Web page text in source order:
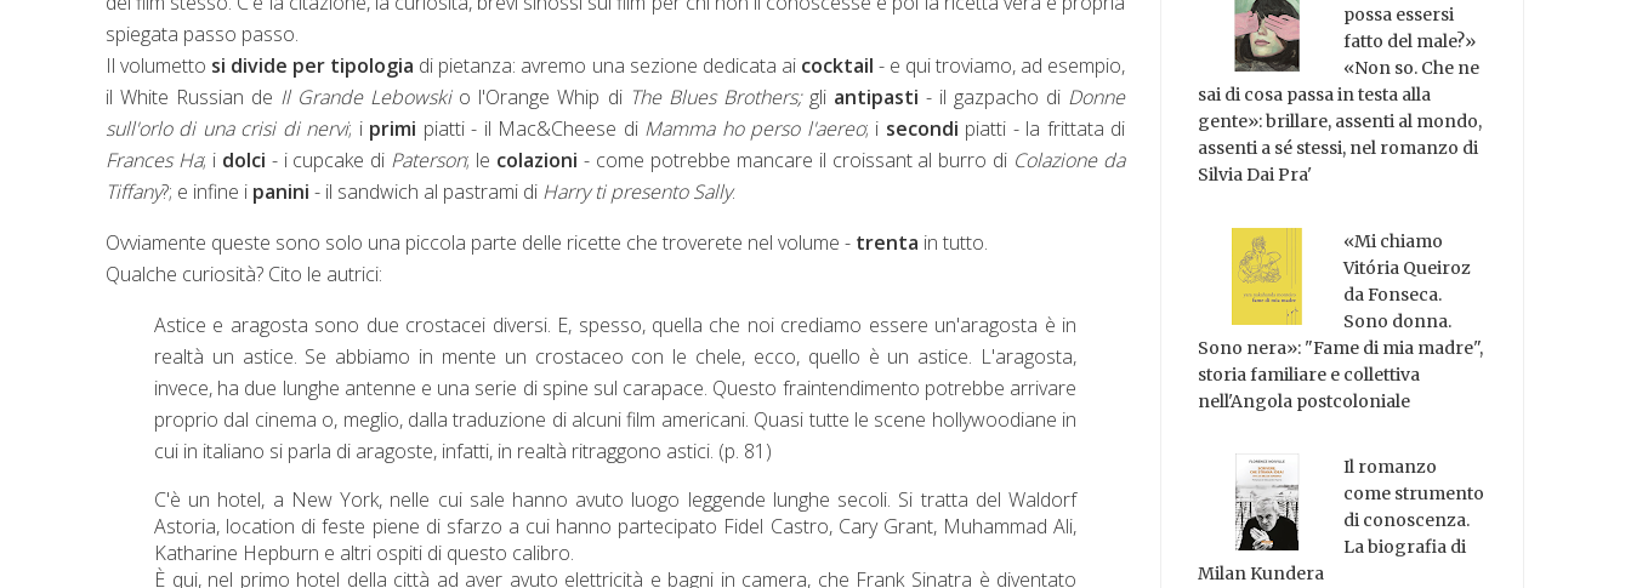
spiegata passo passo.
Il volumetto si divide per tipologia di pietanza: avremo una sezione dedicata ai cocktail - e qui troviamo, ad esempio,
il White Russian de Il Grande Lebowskio l'Orange Whip diThe Blues Brothers;gli antipasti - il gazpacho di Donne
sull'orlo di una crisi di nervi; i primi piatti - il Mac&Cheese di Mamma ho perso l'aereo; i secondi piatti - la frittata di
Frances Ha; i dolci - i cupcake di Paterson; le colazioni- come potrebbe mancare il croissant al burro di Colazione da
Tiffany?; e infine i panini - il sandwich al pastrami di Harry ti presento Sally.
Ovviamente queste sono solo una piccola parte delle ricette che troverete nel volume - trenta in tutto.
Qualche curiosità? Cito le autrici:
Astice e aragosta sono due crostacei diversi. E, spesso, quella che noi crediamo essere un'aragosta è in
realtà un astice. Se abbiamo in mente un crostaceo con le chele, ecco, quello è un astice. L'aragosta,
invece, ha due lunghe antenne e una serie di spine sul carapace. Questo fraintendimento potrebbe arrivare
proprio dal cinema o, meglio, dalla traduzione di alcuni film americani. Quasi tutte le scene hollywoodiane in
cui in italiano si parla di aragoste, infatti, in realtà ritraggono astici. (p. 81)
C'è un hotel, a New York, nelle cui sale hanno avuto luogo leggende lunghe secoli. Si tratta del Waldorf
Astoria, location di feste piene di sfarzo a cui hanno partecipato Fidel Castro, Cary Grant, Muhammad Ali,
Katharine Hepburn e altri ospiti di questo calibro.
È qui, nel primo hotel della città ad aver avuto elettricità e bagni in camera, che Frank Sinatra è diventato
possa essersi
fatto del male?»
«Non so. Che ne
sai di cosa passa in testa alla
gente»: brillare, assenti al mondo,
assenti a sé stessi, nel romanzo di
Silvia Dai Pra'
«Mi chiamo
Vitória Queiroz
da Fonseca.
Sono donna.
Sono nera»: "Fame di mia madre",
storia familiare e collettiva
nell'Angola postcoloniale
Il romanzo
come strumento
di conoscenza.
La biografia di
Milan Kundera